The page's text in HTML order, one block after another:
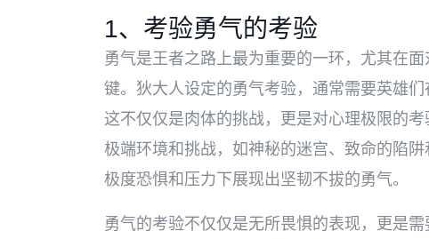
1、考验勇气的考验
勇气是王者之路上最为重要的一环，尤其在
键。狄大人设定的勇气考验，通常需要英雄
这不仅仅是肉体的挑战，更是对心理极限的
极端环境和挑战，如神秘的迷宫、致命的陷
极度恐惧和压力下展现出坚韧不拔的勇气。
勇气的考验不仅仅是无所畏惧的表现，更是